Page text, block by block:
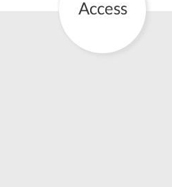
予防接種
その他の診療内容